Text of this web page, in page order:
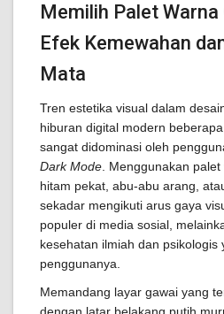
Memilih Palet Warna
Efek Kemewahan
Mata
Tren estetika visual dalam
hiburan digital modern
sangat didominasi oleh
Dark Mode . Menggunakan
hitam pekat, abu-abu arang,
sekadar mengikuti arus gaya
populer di media sosial,
kesehatan ilmiah dan psikologis
penggunanya.
Memandang layar gawai yang